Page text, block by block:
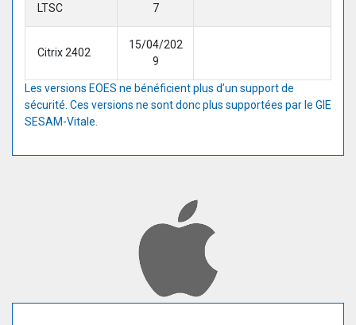
LTSC
7
Citrix 2402
15/04/202
9
Les versions EOES ne bénéficient plus d’un support de
sécurité. Ces versions ne sont donc plus supportées par le GIE
SESAM-Vitale.